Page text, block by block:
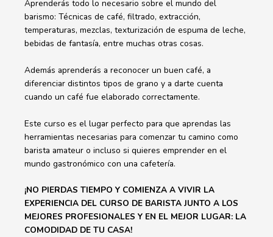
Aprenderás todo lo necesario sobre el mundo del
barismo: Técnicas de café, filtrado, extracción,
temperaturas, mezclas, texturización de espuma de leche,
bebidas de fantasía, entre muchas otras cosas.
Además aprenderás a reconocer un buen café, a
diferenciar distintos tipos de grano y a darte cuenta
cuando un café fue elaborado correctamente.
Este curso es el lugar perfecto para que aprendas las
herramientas necesarias para comenzar tu camino como
barista amateur o incluso si quieres emprender en el
mundo gastronómico con una cafetería.
¡NO PIERDAS TIEMPO Y COMIENZA A VIVIR LA
EXPERIENCIA DEL CURSO DE BARISTA JUNTO A LOS
MEJORES PROFESIONALES Y EN EL MEJOR LUGAR: LA
COMODIDAD DE TU CASA!